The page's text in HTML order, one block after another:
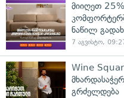
მიიღეთ
ნაწილ
7 აგვისტო,
Wine
გრძელდება